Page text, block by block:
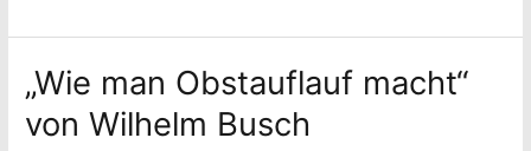
Auflauf
„Wie man Obstauflauf macht“
von Wilhelm Busch